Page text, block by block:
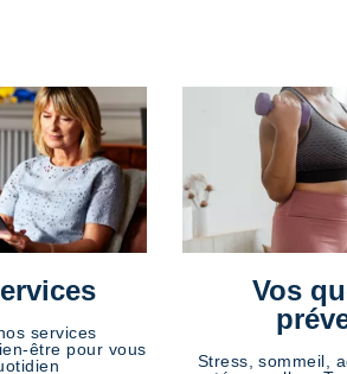
services
être pour vous
Vos
Stress, sommeil,